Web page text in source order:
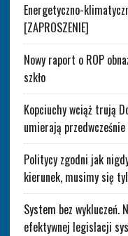
Energetyczno-
[ZAPROSZENIE]
Nowy raport o ROP
szkło
Kopciuchy wciąż trują
umierają przedwcześnie
Politycy zgodni jak
kierunek, musimy się
System bez wykluczeń.
efektywnej legislacji